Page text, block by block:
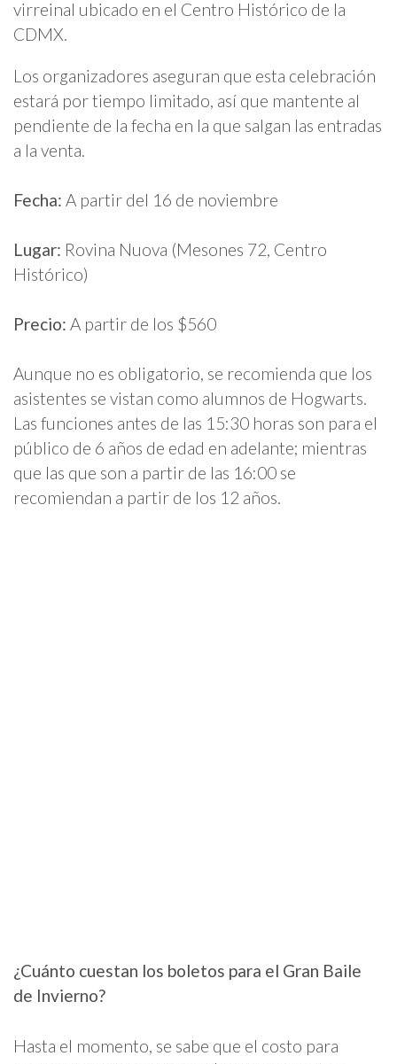
virreinal ubicado en el Centro Histórico de la
CDMX.
Los organizadores aseguran que esta celebración
estará por tiempo limitado, así que mantente al
pendiente de la fecha en la que salgan las entradas
a la venta.
Fecha: A partir del 16 de noviembre
Lugar: Rovina Nuova (Mesones 72, Centro
Histórico)
Precio: A partir de los $560
Aunque no es obligatorio, se recomienda que los
asistentes se vistan como alumnos de Hogwarts.
Las funciones antes de las 15:30 horas son para el
público de 6 años de edad en adelante; mientras
que las que son a partir de las 16:00 se
recomiendan a partir de los 12 años.
¿Cuánto cuestan los boletos para el Gran Baile
de Invierno?
Hasta el momento, se sabe que el costo para